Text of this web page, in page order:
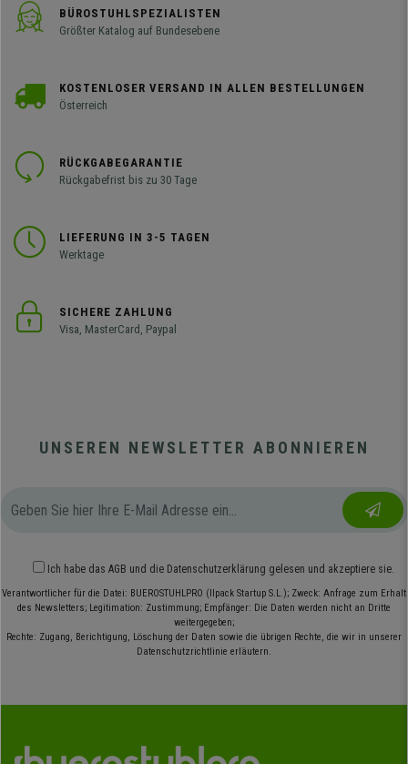
BÜROSTUHLSPEZIALISTEN
Größter Katalog auf Bundesebene
KOSTENLOSER VERSAND IN ALLEN BESTELLUNGEN
Österreich
RÜCKGABEGARANTIE
Rückgabefrist bis zu 30 Tage
LIEFERUNG IN 3-5 TAGEN
Werktage
SICHERE ZAHLUNG
Visa, MasterCard, Paypal
UNSEREN NEWSLETTER ABONNIEREN
Ich habe das AGB und die Datenschutzerklärung gelesen und akzeptiere sie.
Verantwortlicher für die Datei: BUEROSTUHLPRO (Ilpack Startup S.L.); Zweck: Anfrage zum Erhalt
des Newsletters; Legitimation: Zustimmung; Empfänger: Die Daten werden nicht an Dritte
weitergegeben;
Rechte: Zugang, Berichtigung, Löschung der Daten sowie die übrigen Rechte, die wir in unserer
Datenschutzrichtlinie erläutern.